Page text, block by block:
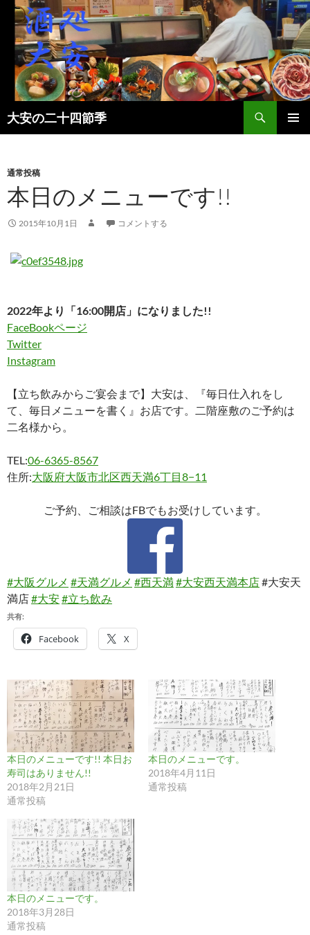
大安の二十四節季
検
索
ン
へ
キ
プ
通常投稿
本日のメニューです!!
2015年10月1日 コメントする
2022年より「16:00開店」になりました!!
FaceBookページ
Twitter
Instagram
【立ち飲みからご宴会まで】大安は、『毎日仕入れをし
て、毎日メニューを書く』お店です。二階座敷のご予約は
二名様から。
TEL:06-6365-8567
住所:大阪府大阪市北区西天満6丁目8−11
ご予約、ご相談はFBでもお受けしています。
#大阪グルメ #天満グルメ #西天満#大安西天満本店#大安天
満店#大安#立ち飲み
共有:
Facebook X
本日のメニューです!! 本日お
寿司はありません!!
2018年2月21日
通常投稿
本日のメニューです。
2018年4月11日
通常投稿
本日のメニューです。
2018年3月28日
通常投稿